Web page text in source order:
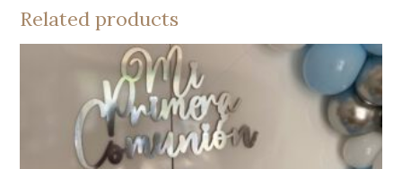
Related products